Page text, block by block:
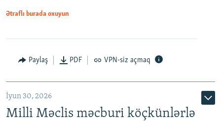
Ətraflı burada oxuyun
Paylaş PDF VPN-siz açmaq
İyun 30, 2026
Milli Məclis məcburi köçkünlərlə